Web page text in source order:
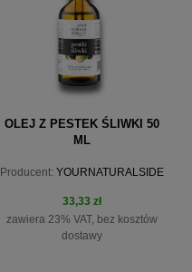
OLEJ Z PESTEK ŚLIWKI 50
ML
Producent: YOURNATURALSIDE
33,33 zł
zawiera 23% VAT, bez kosztów
dostawy